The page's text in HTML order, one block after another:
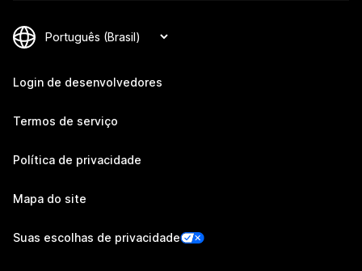
Login de desenvolvedores
Termos de serviço
Política de privacidade
Mapa do site
Suas escolhas de privacidade